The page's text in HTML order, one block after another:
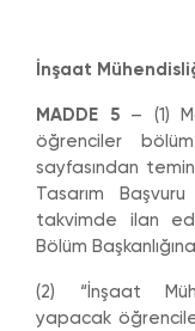
İnşaat
MADDE 5 – (1)
öğrenciler
sayfasından
Tasarım
takvimde ilan
Bölüm
(2) “İnşaat
yapacak